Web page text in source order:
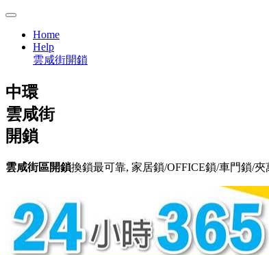
Home
Help
雲咸街開鎖
中環
雲咸街
開鎖
雲咸街區開鎖換鎖最可靠, 家居鎖/OFFICE鎖/車門鎖/